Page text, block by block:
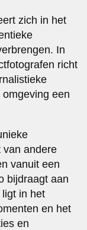
zich in het
In
richt
een
van andere
vanuit een
bijdraagt aan
in het
en het
en